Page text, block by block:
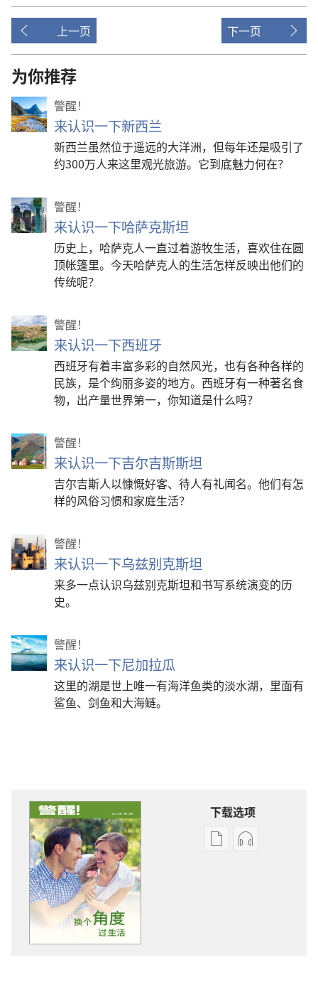
上一页 下一页
为你推荐
警醒！
来认识一下新西兰
新西兰虽然位于遥远的大洋洲，但每年还是吸引了
约300万人来这里观光旅游。它到底魅力何在？
警醒！
来认识一下哈萨克斯坦
历史上，哈萨克人一直过着游牧生活，喜欢住在圆
顶帐篷里。今天哈萨克人的生活怎样反映出他们的
传统呢？
警醒！
来认识一下西班牙
西班牙有着丰富多彩的自然风光，也有各种各样的
民族，是个绚丽多姿的地方。西班牙有一种著名食
物，出产量世界第一，你知道是什么吗？
警醒！
来认识一下吉尔吉斯斯坦
吉尔吉斯人以慷慨好客、待人有礼闻名。他们有怎
样的风俗习惯和家庭生活？
警醒！
来认识一下乌兹别克斯坦
来多一点认识乌兹别克斯坦和书写系统演变的历
史。
警醒！
来认识一下尼加拉瓜
这里的湖是世上唯一有海洋鱼类的淡水湖，里面有
鲨鱼、剑鱼和大海鲢。
下载选项
出
音